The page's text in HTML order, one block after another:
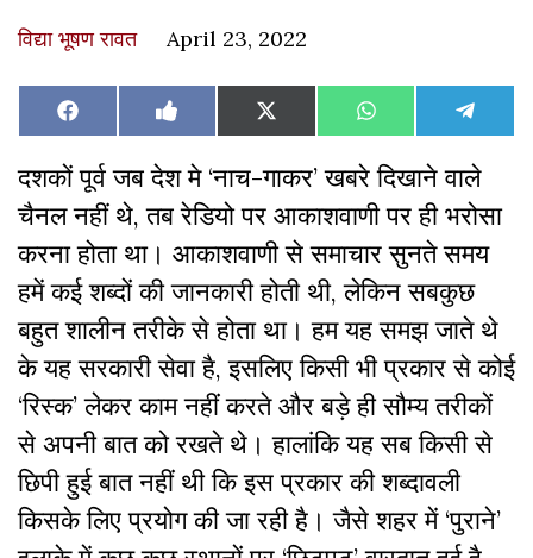
विद्या भूषण रावत April 23, 2022
Share
on
Facebook Share
on
Like
on
Facebook
Share
on
X
(Twitter)
Share
on
WhatsAppShare
on
दशकों पूर्व जब देश मे ‘नाच-गाकर’ खबरे दिखाने वाले
चैनल नहीं थे, तब रेडियो पर आकाशवाणी पर ही भरोसा
करना होता था। आकाशवाणी से समाचार सुनते समय
हमें कई शब्दों की जानकारी होती थी, लेकिन सबकुछ
बहुत शालीन तरीके से होता था। हम यह समझ जाते थे
के यह सरकारी सेवा है, इसलिए किसी भी प्रकार से कोई
‘रिस्क’ लेकर काम नहीं करते और बड़े ही सौम्य तरीकों
से अपनी बात को रखते थे। हालांकि यह सब किसी से
छिपी हुई बात नहीं थी कि इस प्रकार की शब्दावली
किसके लिए प्रयोग की जा रही है। जैसे शहर में ‘पुराने’